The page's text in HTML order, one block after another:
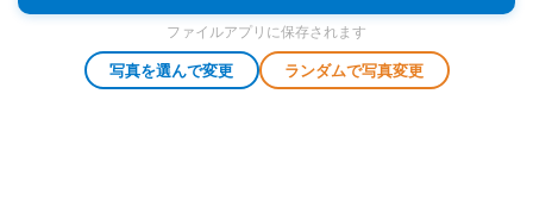
ファイルアプリに保存されます
写真を選んで変更 ランダムで写真変更